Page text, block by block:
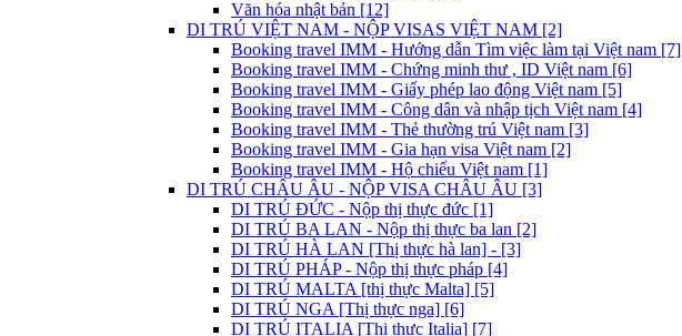
Văn hóa nhật bản [12]
DI TRÚ VIỆT NAM - NỘP VISAS VIỆT NAM [2]
Booking travel IMM - Hướng dẫn Tìm việc làm tại Việt nam [7]
Booking travel IMM - Chứng minh thư , ID Việt nam [6]
Booking travel IMM - Giấy phép lao động Việt nam [5]
Booking travel IMM - Công dân và nhập tịch Việt nam [4]
Booking travel IMM - Thẻ thường trú Việt nam [3]
Booking travel IMM - Gia hạn visa Việt nam [2]
Booking travel IMM - Hộ chiếu Việt nam [1]
DI TRÚ CHÂU ÂU - NỘP VISA CHÂU ÂU [3]
DI TRÚ ĐỨC - Nộp thị thực đức [1]
DI TRÚ BA LAN - Nộp thị thực ba lan [2]
DI TRÚ HÀ LAN [Thị thực hà lan] - [3]
DI TRÚ PHÁP - Nộp thị thực pháp [4]
DI TRÚ MALTA [thị thực Malta] [5]
DI TRÚ NGA [Thị thực nga] [6]
DI TRÚ ITALIA [Thị thực Italia] [7]